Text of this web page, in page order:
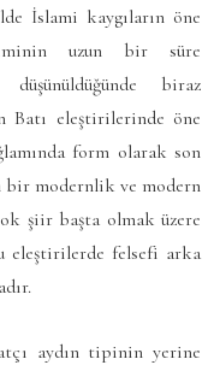
İslami kaygıların öne
uzun bir süre
biraz
Batı eleştirilerinde öne
form olarak son
bir modernlik ve modern
şiir başta olmak üzere
eleştirilerde felsefi arka
aydın tipinin yerine